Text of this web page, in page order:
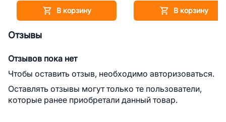
В корзину В корзину
Отзывы
Отзывов пока нет
Чтобы оставить отзыв, необходимо авторизоваться.
Оставлять отзывы могут только те пользователи,
которые ранее приобретали данный товар.